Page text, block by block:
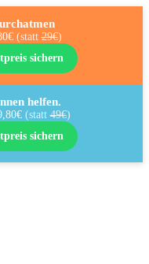
(statt29€)
sichern
helfen.
(statt49€)
sichern